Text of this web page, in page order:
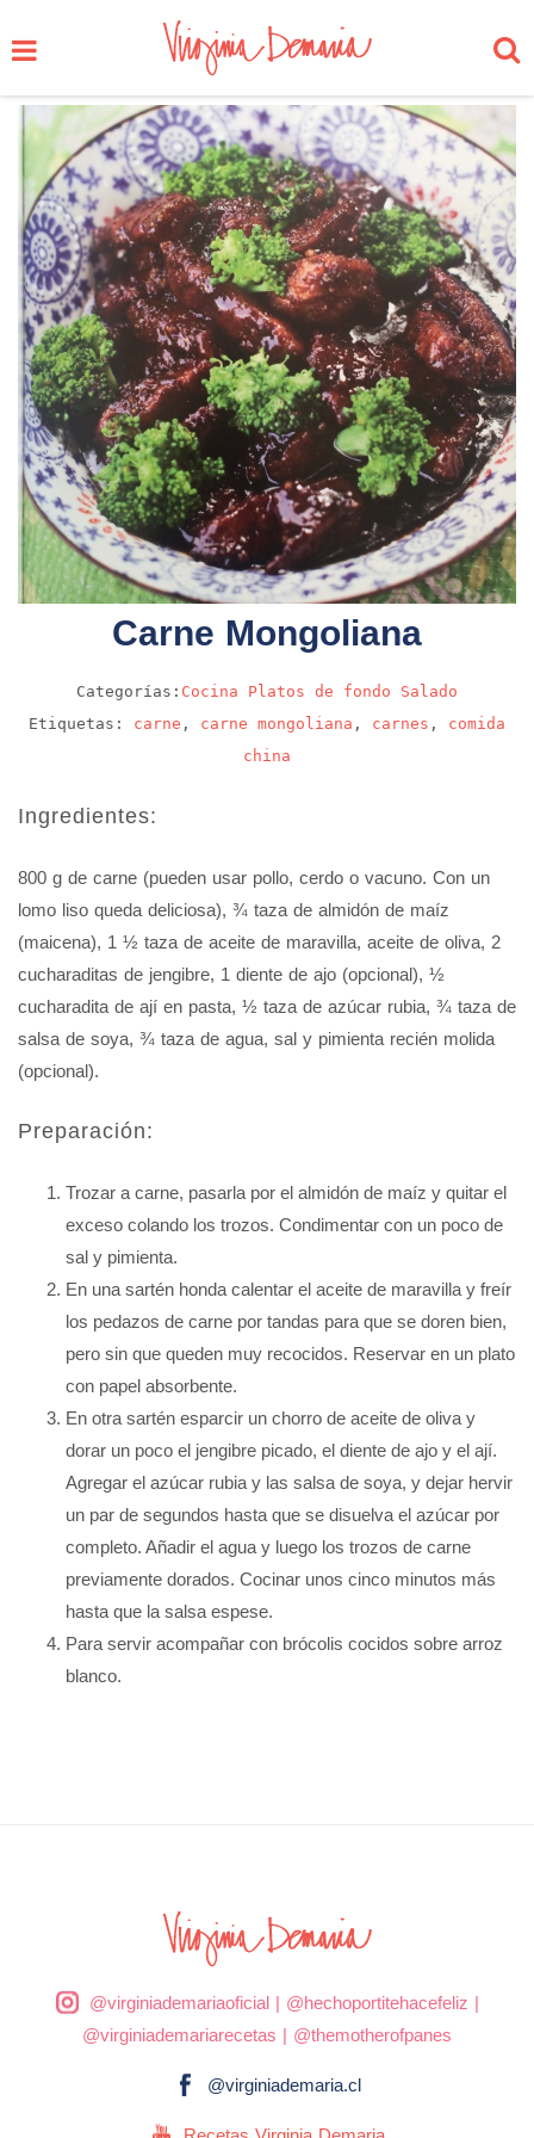
Carne Mongoliana
Categorías: Cocina Platos de fondo
Salado
Etiquetas: carne , carne mongoliana , carnes , comida
china
Ingredientes:
800 g de carne (pueden usar pollo, cerdo o vacuno. Con un
lomo liso queda deliciosa), ¾ taza de almidón de maíz
(maicena), 1 ½ taza de aceite de maravilla, aceite de oliva, 2
cucharaditas de jengibre, 1 diente de ajo (opcional), ½
cucharadita de ají en pasta, ½ taza de azúcar rubia, ¾ taza de
salsa de soya, ¾ taza de agua, sal y pimienta recién molida
(opcional).
Preparación:
Trozar a carne, pasarla por el almidón de maíz y quitar el
exceso colando los trozos. Condimentar con un poco de
sal y pimienta.
En una sartén honda calentar el aceite de maravilla y freír
los pedazos de carne por tandas para que se doren bien,
pero sin que queden muy recocidos. Reservar en un plato
con papel absorbente.
En otra sartén esparcir un chorro de aceite de oliva y
dorar un poco el jengibre picado, el diente de ajo y el ají.
Agregar el azúcar rubia y las salsa de soya, y dejar hervir
un par de segundos hasta que se disuelva el azúcar por
completo. Añadir el agua y luego los trozos de carne
previamente dorados. Cocinar unos cinco minutos más
hasta que la salsa espese.
Para servir acompañar con brócolis cocidos sobre arroz
blanco.
@virginiademariaoficial| @hechoportitehacefeliz |
@virginiademariarecetas | @themotherofpanes
@virginiademaria.cl